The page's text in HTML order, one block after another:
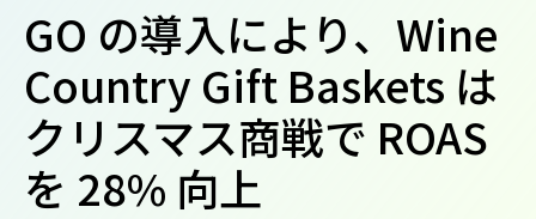
GO の導入により、Wine
Country Gift Baskets は
クリスマス商戦で ROAS
を 28% 向上